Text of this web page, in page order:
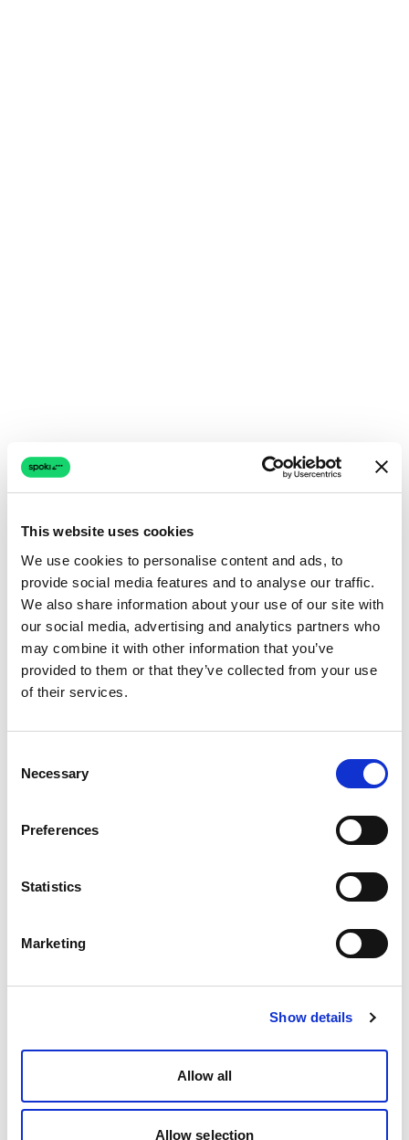
This website uses cookies
We use cookies to personalise content and ads, to
provide social media features and to analyse our traffic.
We also share information about your use of our site with
our social media, advertising and analytics partners who
may combine it with other information that you’ve
provided to them or that they’ve collected from your use
of their services.
Selection
Necessary
Preferences
Statistics
Marketing
Show details
Allow all
Allow selection